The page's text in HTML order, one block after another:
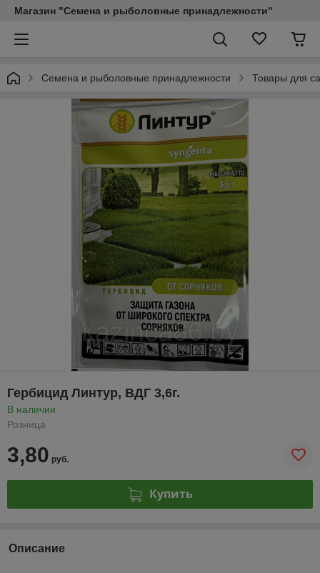
Магазин "Семена и рыболовные принадлежности"
Семена и рыболовные принадлежности Товары для
Гербицид Линтур, ВДГ 3,6г.
В наличии
Розница
3,80 руб.
Купить
Описание